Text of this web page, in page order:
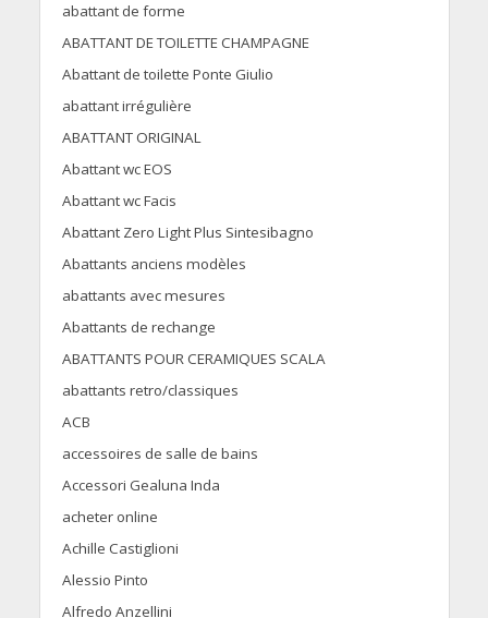
abattant de forme
ABATTANT DE TOILETTE CHAMPAGNE
Abattant de toilette Ponte Giulio
abattant irrégulière
ABATTANT ORIGINAL
Abattant wc EOS
Abattant wc Facis
Abattant Zero Light Plus Sintesibagno
Abattants anciens modèles
abattants avec mesures
Abattants de rechange
ABATTANTS POUR CERAMIQUES SCALA
abattants retro/classiques
ACB
accessoires de salle de bains
Accessori Gealuna Inda
acheter online
Achille Castiglioni
Alessio Pinto
Alfredo Anzellini